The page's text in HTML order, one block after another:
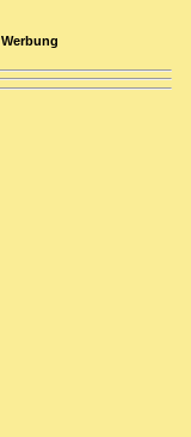
Werbung